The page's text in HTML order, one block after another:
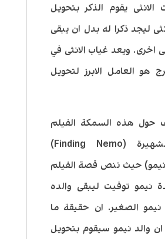
الانثى يقوم الذكر بتحويل
ليجد ذكرا له بدل ان يبقى
اخرى. ويعد غياب الانثى في
هو العامل الابرز لتحويل
حول هذه السمكة الفيلم
الكارتوني الشهيرة (Finding Nemo)
نيمو) حيث تنص قصة الفيلم
نيمو توفيت ليبقى والده
نيمو الصغير. ان حقيقة ما
والد نيمو سيقوم بتحويل